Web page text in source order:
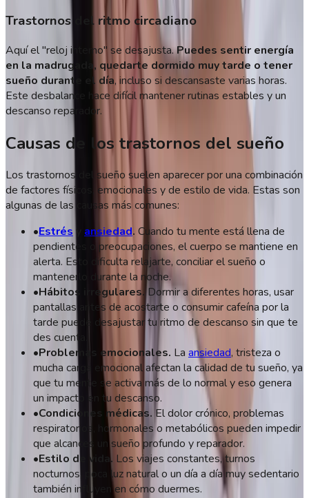
Trastornos del ritmo circadiano
Aquí el "reloj interno" se desajusta.Puedes sentir energía
en la madrugada, quedarte dormido muy tarde o tener
sueño durante el día, incluso si descansaste varias horas.
Este desbalance hace difícil mantener rutinas estables y un
descanso reparador.
Causas de los trastornos del sueño
Los trastornos del sueño suelen aparecer por una combinación
de factores físicos, emocionales y de estilo de vida. Estas son
algunas de las causas más comunes:
•Estrés ansiedad. Cuando tu mente está llena de
pendientes o preocupaciones, el cuerpo se mantiene en
alerta. Esto dificulta relajarte, conciliar el sueño o
mantenerlo durante la noche.
•Hábitos irregulares.Dormir a diferentes horas, usar
pantallas antes de acostarte o consumir cafeína por la
tarde puede desajustar tu ritmo de descanso sin que te
des cuenta.
•Problemas emocionales. La ansiedad, tristeza o
mucha carga emocional afectan la calidad de tu sueño, ya
que tu mente se activa más de lo normal y eso genera
un impacto en tu descanso.
•Condiciones médicas. El dolor crónico, problemas
respiratorios, hormonales o metabólicos pueden impedir
que alcances un sueño profundo y reparador.
•Estilo de vida. Los viajes constantes, turnos
nocturnos, poca luz natural o un día a día muy sedentario
también influyen en cómo duermes.